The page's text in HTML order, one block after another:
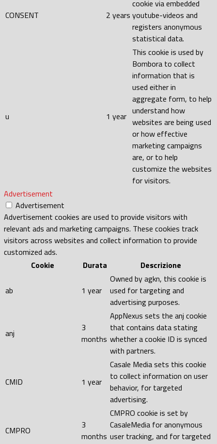
CONSENT 2 years
cookie via embedded
youtube-videos and
registers anonymous
statistical data.
u 1 year
This cookie is used by
Bombora to collect
information that is
used either in
aggregate form, to help
understand how
websites are being used
or how effective
marketing campaigns
are, or to help
customize the websites
for visitors.
Advertisement
Advertisement
Advertisement cookies are used to provide visitors with
relevant ads and marketing campaigns. These cookies track
visitors across websites and collect information to provide
customized ads.
Cookie
Durata Descrizione
ab 1 year
Owned by agkn, this cookie is
used for targeting and
advertising purposes.
anj
3
months
AppNexus sets the anj cookie
that contains data stating
whether a cookie ID is synced
with partners.
CMID 1 year
Casale Media sets this cookie
to collect information on user
behavior, for targeted
advertising.
CMPRO
3
months
CMPRO cookie is set by
CasaleMedia for anonymous
user tracking, and for targeted